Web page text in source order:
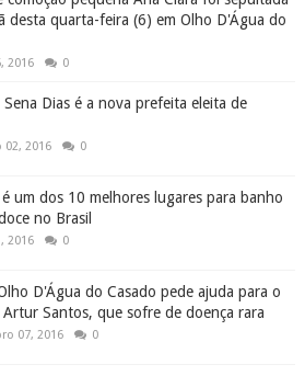
desta quarta-feira (6) em Olho D'Água do
2016 0
Sena Dias é a nova prefeita eleita de
2016 0
um dos 10 melhores lugares para banho
no Brasil
2016 0
D'Água do Casado pede ajuda para o
Santos, que sofre de doença rara
07, 2016 0